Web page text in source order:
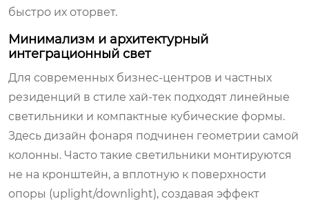
быстро их оторвет.
Минимализм и архитектурный
интеграционный свет
Для современных бизнес-центров и частных
резиденций в стиле хай-тек подходят линейные
светильники и компактные кубические формы.
Здесь дизайн фонаря подчинен геометрии самой
колонны. Часто такие светильники монтируются
не на кронштейн, а вплотную к поверхности
опоры (uplight/downlight), создавая эффект